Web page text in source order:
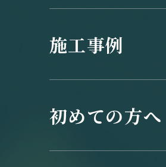
施工事例
初めての方へ